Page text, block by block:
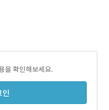
을 확인해보세요.
인